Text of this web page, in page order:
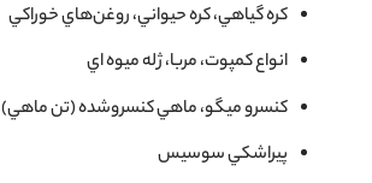
كره گياهي، كره حيواني، روغن‌هاي خوراكي
انواع كمپوت، مربا، ژله ميوه اي
كنسرو ميگو، ماهي كنسروشده (تن ماهي)
پيراشكي سوسيس